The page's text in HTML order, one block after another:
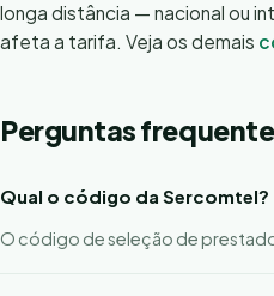
longa distância — nacional ou
afeta a tarifa. Veja os demais
Perguntas
Qual o código da Sercomtel?
O código de seleção de